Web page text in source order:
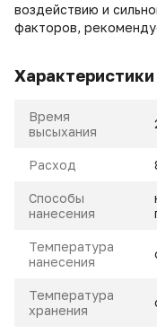
воздействию и
факторов,
Характеристики
Время
высыхания
Расход
Способы
нанесения
Температура
нанесения
Температура
хранения